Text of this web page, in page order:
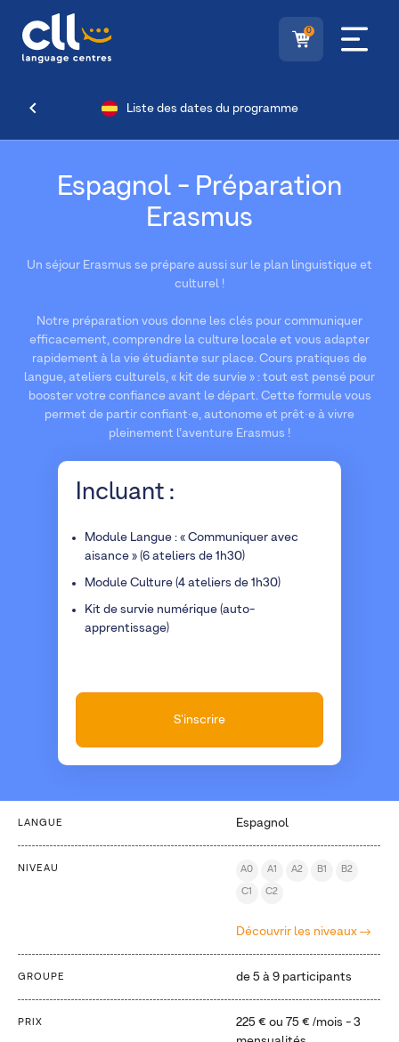
0
Liste des dates du programme
Espagnol - Préparation
Erasmus
Un séjour Erasmus se prépare aussi sur le plan linguistique et
culturel !
Notre préparation vous donne les clés pour communiquer
efficacement, comprendre la culture locale et vous adapter
rapidement à la vie étudiante sur place. Cours pratiques de
langue, ateliers culturels, « kit de survie » : tout est pensé pour
booster votre confiance avant le départ. Cette formule vous
permet de partir confiant·e, autonome et prêt·e à vivre
pleinement l’aventure Erasmus !
Incluant :
Module Langue : « Communiquer avec
aisance » (6 ateliers de 1h30)
Module Culture (4 ateliers de 1h30)
Kit de survie numérique (auto-
apprentissage)
S'inscrire
LANGUE Espagnol
NIVEAU A0 A1 A2 B1 B2
C1 C2
Découvrir les niveaux
GROUPE de 5 à 9 participants
PRIX 225 € ou 75 € /mois - 3